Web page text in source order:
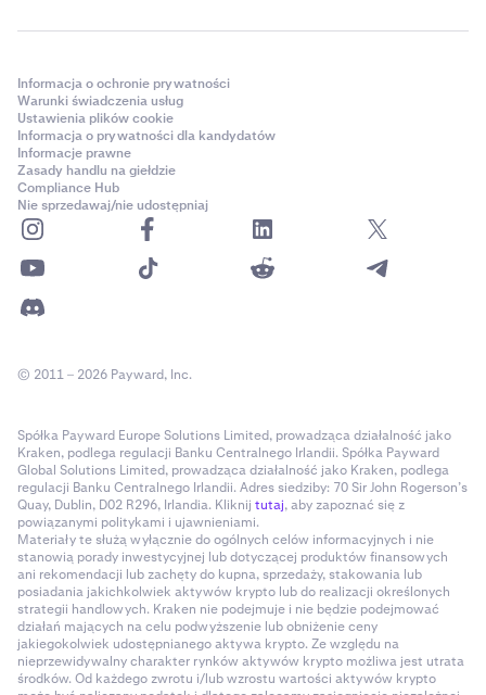
Informacja o ochronie prywatności
Warunki świadczenia usług
Ustawienia plików cookie
Informacja o prywatności dla kandydatów
Informacje prawne
Zasady handlu na giełdzie
Compliance Hub
Nie sprzedawaj/nie udostępniaj
© 2011 – 2026 Payward, Inc.
Spółka Payward Europe Solutions Limited, prowadząca działalność jako
Kraken, podlega regulacji Banku Centralnego Irlandii. Spółka Payward
Global Solutions Limited, prowadząca działalność jako Kraken, podlega
regulacji Banku Centralnego Irlandii. Adres siedziby: 70 Sir John Rogerson’s
Quay, Dublin, D02 R296, Irlandia. Kliknij tutaj, aby zapoznać się z
powiązanymi politykami i ujawnieniami.
Materiały te służą wyłącznie do ogólnych celów informacyjnych i nie
stanowią porady inwestycyjnej lub dotyczącej produktów finansowych
ani rekomendacji lub zachęty do kupna, sprzedaży, stakowania lub
posiadania jakichkolwiek aktywów krypto lub do realizacji określonych
strategii handlowych. Kraken nie podejmuje i nie będzie podejmować
działań mających na celu podwyższenie lub obniżenie ceny
jakiegokolwiek udostępnianego aktywa krypto. Ze względu na
nieprzewidywalny charakter rynków aktywów krypto możliwa jest utrata
środków. Od każdego zwrotu i/lub wzrostu wartości aktywów krypto